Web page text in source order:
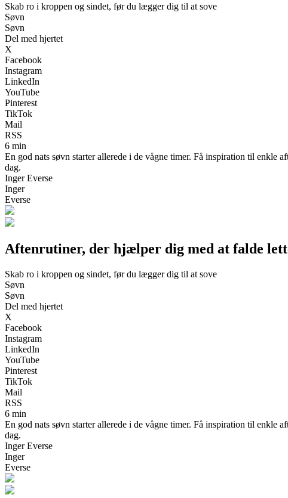
Skab ro i kroppen og sindet, før du lægger dig til at sove
Søvn
Søvn
Del med hjertet
X
Facebook
Instagram
LinkedIn
YouTube
Pinterest
TikTok
Mail
RSS
6 min
En god nats søvn starter allerede i de vågne timer. Få inspiration til enkle
dag.
Inger Everse
Inger
Everse
Aftenrutiner, der hjælper dig med at falde
Skab ro i kroppen og sindet, før du lægger dig til at sove
Søvn
Søvn
Del med hjertet
X
Facebook
Instagram
LinkedIn
YouTube
Pinterest
TikTok
Mail
RSS
6 min
En god nats søvn starter allerede i de vågne timer. Få inspiration til enkle
dag.
Inger Everse
Inger
Everse